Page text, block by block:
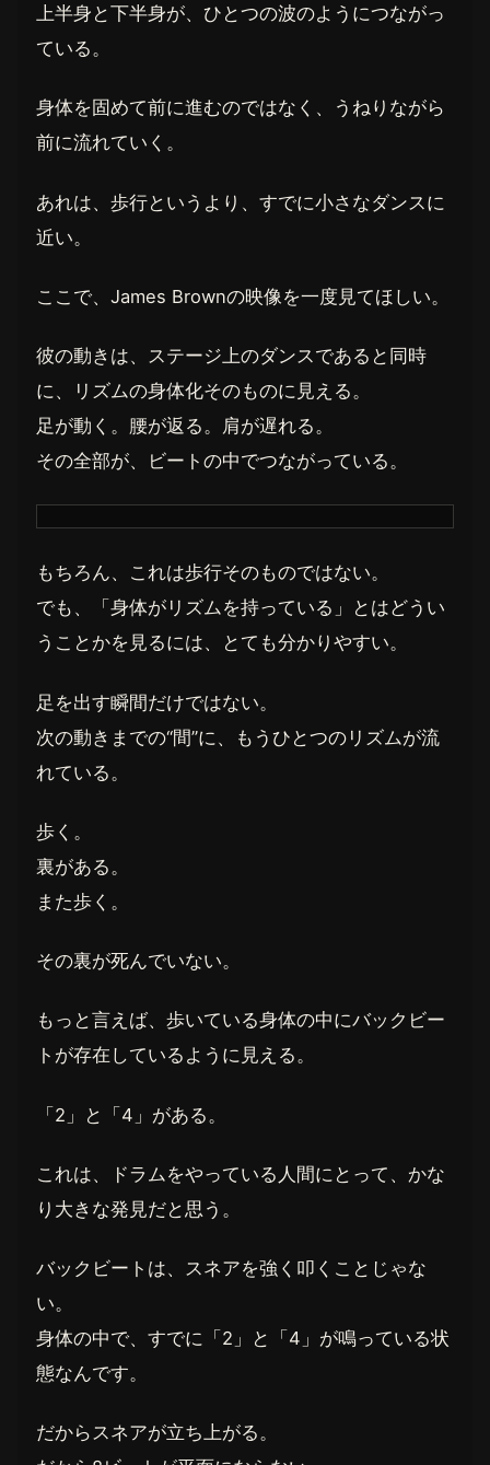
上半身と下半身が、ひとつの波のようにつながっ
ている。
身体を固めて前に進むのではなく、うねりながら
前に流れていく。
あれは、歩行というより、すでに小さなダンスに
近い。
ここで、James Brownの映像を一度見てほしい。
彼の動きは、ステージ上のダンスであると同時
に、リズムの身体化そのものに見える。
足が動く。腰が返る。肩が遅れる。
その全部が、ビートの中でつながっている。
もちろん、これは歩行そのものではない。
でも、「身体がリズムを持っている」とはどうい
うことかを見るには、とても分かりやすい。
足を出す瞬間だけではない。
次の動きまでの“間”に、もうひとつのリズムが流
れている。
歩く。
裏がある。
また歩く。
その裏が死んでいない。
もっと言えば、歩いている身体の中にバックビー
トが存在しているように見える。
「2」と「4」がある。
これは、ドラムをやっている人間にとって、かな
り大きな発見だと思う。
バックビートは、スネアを強く叩くことじゃな
い。
身体の中で、すでに「2」と「4」が鳴っている状
態なんです。
だからスネアが立ち上がる。